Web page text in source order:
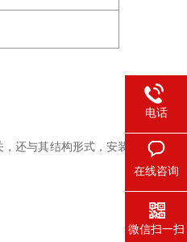
还与其结构形式，安装
电话
在线咨询
微信扫一扫